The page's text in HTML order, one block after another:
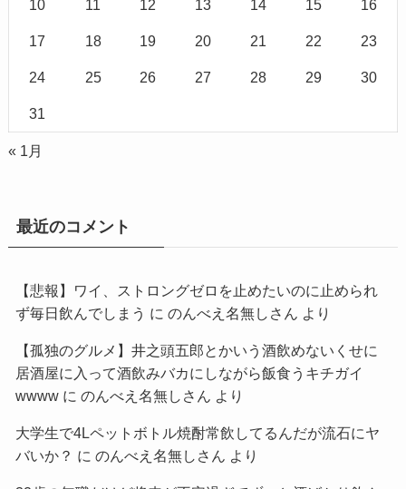
10 11 12 13 14 15 16
17 18 19 20 21 22 23
24 25 26 27 28 29 30
31
« 1月
最近のコメント
【悲報】ワイ、ストロングゼロを止めたいのに止められ
ず毎日飲んでしまう に のんべえ名無しさん より
【孤独のグルメ】井之頭五郎とかいう酒飲めないくせに
居酒屋に入って酒飲みバカにしながら飯食うキチガイ
wwwwに のんべえ名無しさん より
大学生で4Lペットボトル焼酎常飲してるんだが流石にヤ
バいか？ に のんべえ名無しさん より